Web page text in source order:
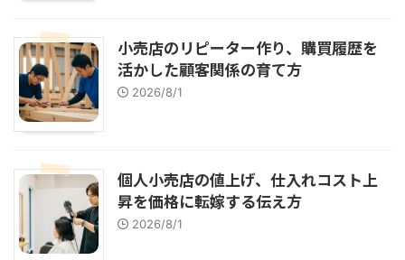
小売店のリピーター作り、購買履歴を
活かした顧客関係の育て方
2026/8/1
個人小売店の値上げ、仕入れコスト上
昇を価格に転嫁する伝え方
2026/8/1